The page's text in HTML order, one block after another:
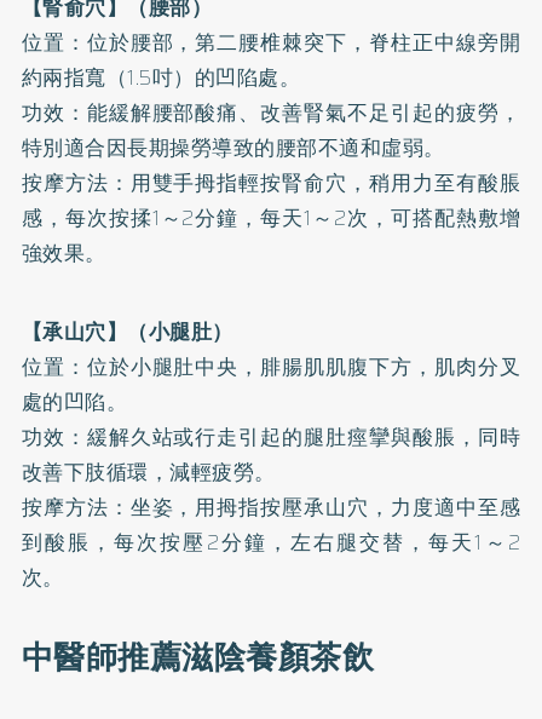
【腎俞穴】（腰部）
位置：位於腰部，第二腰椎棘突下，脊柱正中線旁開
約兩指寬（1.5吋）的凹陷處。
功效：能緩解腰部酸痛、改善腎氣不足引起的疲勞，
特別適合因長期操勞導致的腰部不適和虛弱。
按摩方法：用雙手拇指輕按腎俞穴，稍用力至有酸脹
感，每次按揉1～2分鐘，每天1～2次，可搭配熱敷增
強效果。
【承山穴】（小腿肚）
位置：位於小腿肚中央，腓腸肌肌腹下方，肌肉分叉
處的凹陷。
功效：緩解久站或行走引起的腿肚痙攣與酸脹，同時
改善下肢循環，減輕疲勞。
按摩方法：坐姿，用拇指按壓承山穴，力度適中至感
到酸脹，每次按壓2分鐘，左右腿交替，每天1～2
次。
中醫師推薦滋陰養顏茶飲